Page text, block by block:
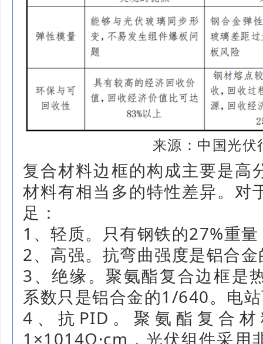
来源：中国光伏
复合材料边框的构成主要是高
材料有相当多的特性差异。对
足：
1、轻质。只有钢铁的27%重
2、高强。抗弯曲强度是铝合
3、绝缘。聚氨酯复合边框是
系数只是铝合金的1/640。电
4、抗PID。聚氨酯复合
1×1014Ω·cm，光伏组件采用